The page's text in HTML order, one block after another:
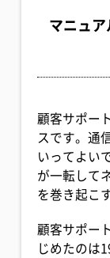
マニュア
顧客サポー
スです。通
いってよい
が一転して
を巻き起こ
顧客サポー
じめたのは